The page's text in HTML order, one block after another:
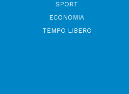
SPORT
ECONOMIA
TEMPO LIBERO